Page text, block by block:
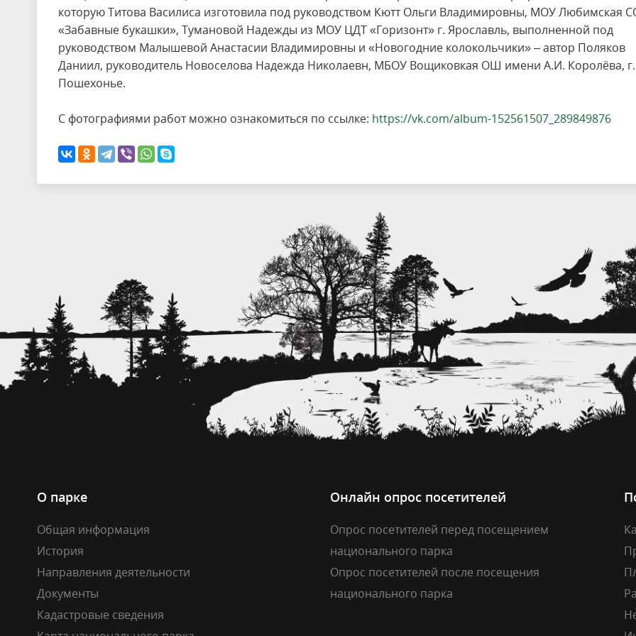
которую Титова Василиса изготовила под руководством Кютт Ольги Владимировны, МОУ Любимская
«Забавные букашки», Тумановой Надежды из МОУ ЦДТ «Горизонт» г. Ярославль, выполненной под
руководством Малышевой Анастасии Владимировны и «Новогодние колокольчики» – автор Поляков
Даниил, руководитель Новоселова Надежда Николаевн, МБОУ Вощиковкая ОШ имени А.И. Королёва, г.
Пошехонье.
С фотографиями работ можно ознакомиться по ссылке: https://vk.com/album-152561507_289849876
О парке
Общая информация
История
Направления деятельности
Документы
Кадастровые сведения
Онлайн опрос посетителей
Опрос посетителей перед посещением
национального парка
Опрос посетителей после посещения
национального парка